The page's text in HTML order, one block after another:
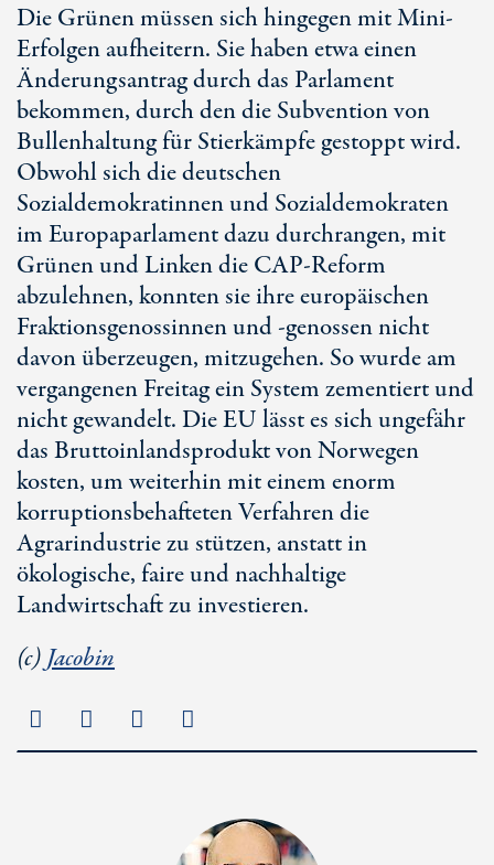
Die Grünen müssen sich hingegen mit Mini-
Erfolgen aufheitern. Sie haben etwa einen
Änderungsantrag durch das Parlament
bekommen, durch den die Subvention von
Bullenhaltung für Stierkämpfe gestoppt wird.
Obwohl sich die deutschen
Sozialdemokratinnen und Sozialdemokraten
im Europaparlament dazu durchrangen, mit
Grünen und Linken die CAP-Reform
abzulehnen, konnten sie ihre europäischen
Fraktionsgenossinnen und -genossen nicht
davon überzeugen, mitzugehen. So wurde am
vergangenen Freitag ein System zementiert und
nicht gewandelt. Die EU lässt es sich ungefähr
das Bruttoinlandsprodukt von Norwegen
kosten, um weiterhin mit einem enorm
korruptionsbehafteten Verfahren die
Agrarindustrie zu stützen, anstatt in
ökologische, faire und nachhaltige
Landwirtschaft zu investieren.
(c)Jacobin